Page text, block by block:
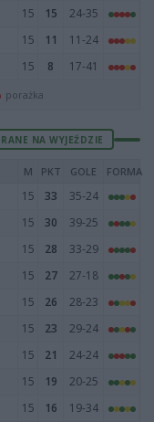
15 15
24-35
15 11
11-24
15 8 17-41
porażka
NA WYJEŹDZIE
M PKT GOLE FORMA
15 33
35-24
15 30
39-25
15 28
33-29
15 27
27-18
15 26
28-23
15 23
29-24
15 21
24-24
15 19
20-25
15 16
19-34